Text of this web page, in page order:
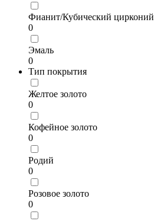
Фианит/Кубический цирконий
0
Эмаль
0
Тип покрытия
Желтое золото
0
Кофейное золото
0
Родий
0
Розовое золото
0